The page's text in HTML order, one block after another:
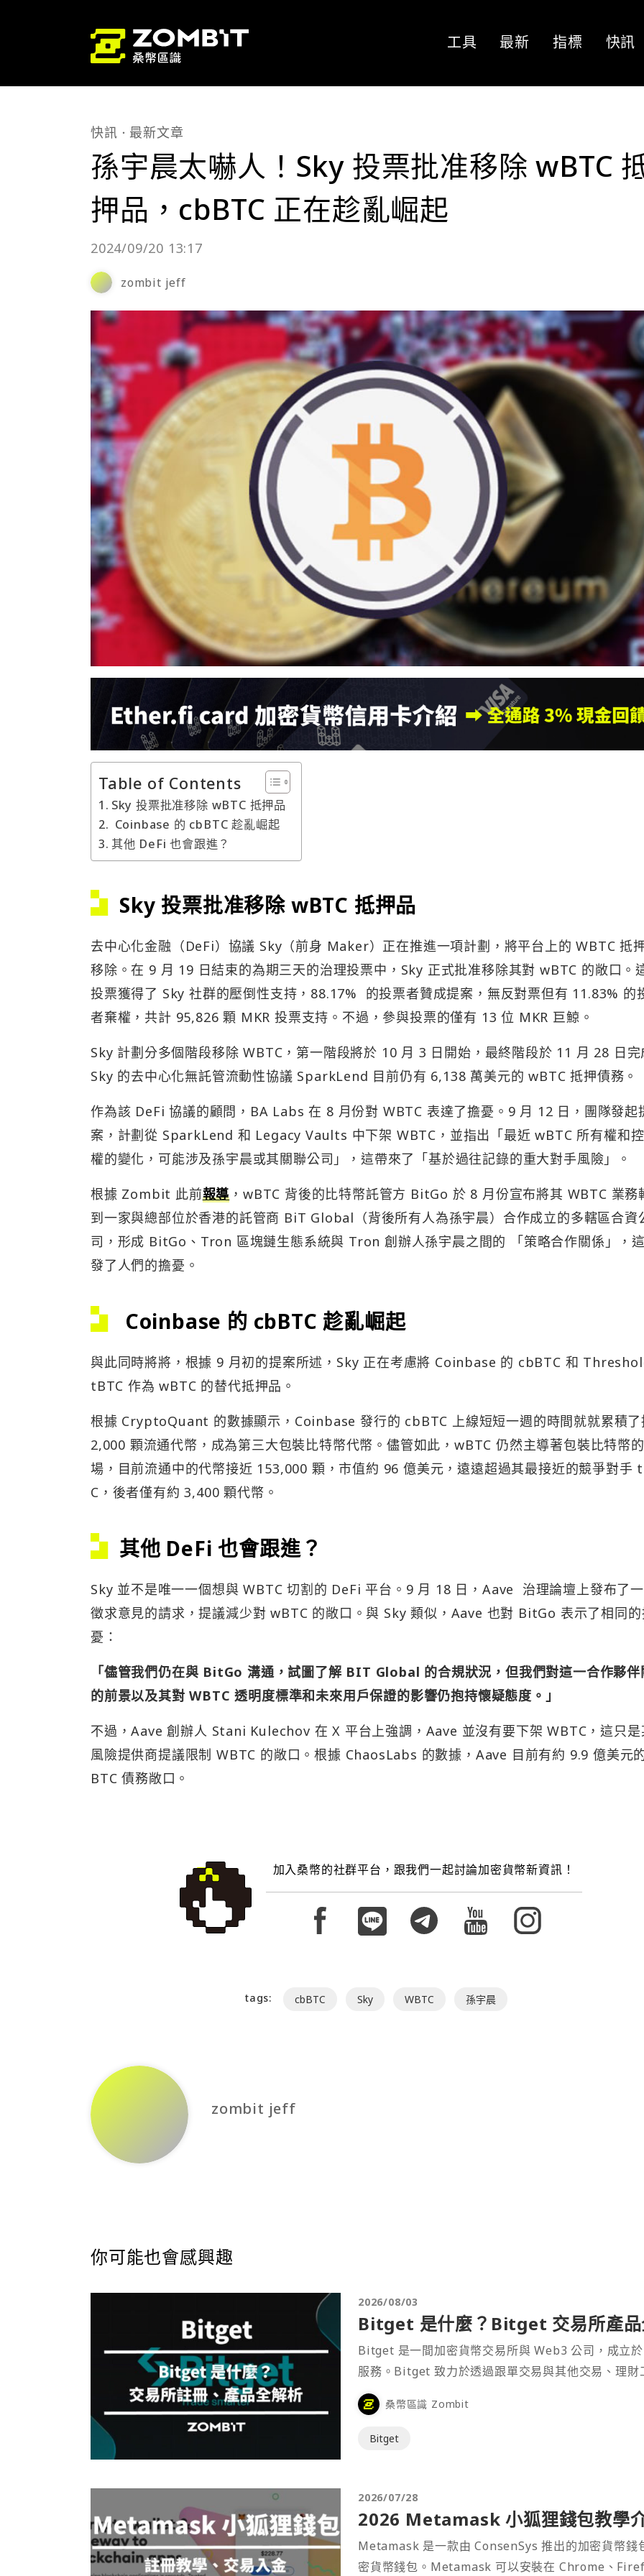
工具 最新 指標 快訊
快訊 最新文章
孫宇晨太嚇人！Sky 投票批准移除 wBTC
押品，cbBTC 正在趁亂崛起
2024/09/20 13:17
zombit jeff
Table of Contents
Sky 投票批准移除 wBTC 抵押品
Coinbase 的 cbBTC 趁亂崛起
其他 DeFi 也會跟進？
Sky 投票批准移除 wBTC 抵押品
去中心化金融（DeFi）協議 Sky（前身 Maker）正在推進一項計劃，將平台上的 WBTC 抵
移除。在 9 月 19 日結束的為期三天的治理投票中，Sky 正式批准移除其對 wBTC 的敞口。
投票獲得了 Sky 社群的壓倒性支持，88.17% 的投票者贊成提案，無反對票但有 11.83% 的
者棄權，共計 95,826 顆 MKR 投票支持。不過，參與投票的僅有 13 位 MKR 巨鯨。
Sky 計劃分多個階段移除 WBTC，第一階段將於 10 月 3 日開始，最終階段於 11 月 28 日完
Sky 的去中心化無託管流動性協議 SparkLend 目前仍有 6,138 萬美元的 wBTC 抵押債務。
作為該 DeFi 協議的顧問，BA Labs 在 8 月份對 WBTC 表達了擔憂。9 月 12 日，團隊發起
案，計劃從 SparkLend 和 Legacy Vaults 中下架 WBTC，並指出「最近 wBTC 所有權和
權的變化，可能涉及孫宇晨或其關聯公司」，這帶來了「基於過往記錄的重大對手風險」。
根據 Zombit 此前報導 ，wBTC 背後的比特幣託管方 BitGo 於 8 月份宣布將其 WBTC 業務
到一家與總部位於香港的託管商 BiT Global（背後所有人為孫宇晨）合作成立的多轄區合資
司，形成 BitGo、Tron 區塊鏈生態系統與 Tron 創辦人孫宇晨之間的 「策略合作關係」，
發了人們的擔憂。
Coinbase 的 cbBTC 趁亂崛起
與此同時將將，根據 9 月初的提案所述，Sky 正在考慮將 Coinbase 的 cbBTC 和
tBTC 作為 wBTC 的替代抵押品。
根據 CryptoQuant 的數據顯示，Coinbase 發行的 cbBTC 上線短短一週的時間就就累積了
2,000 顆流通代幣，成為第三大包裝比特幣代幣。儘管如此，wBTC 仍然主導著包裝比特幣
場，目前流通中的代幣接近 153,000 顆，市值約 96 億美元，遠遠超過其最接近的競爭對手
C，後者僅有約 3,400 顆代幣。
其他 DeFi 也會跟進？
Sky 並不是唯一一個想與 WBTC 切割的 DeFi 平台。9 月 18 日，Aave 治理論壇上發布了
徵求意見的請求，提議減少對 wBTC 的敞口。與 Sky 類似，Aave 也對 BitGo 表示了相同
憂：
「儘管我們仍在與 BitGo 溝通，試圖了解 BIT Global 的合規狀況，但我們對這一合作夥伴
的前景以及其對 WBTC 透明度標準和未來用戶保證的影響仍抱持懷疑態度。」
不過，Aave 創辦人 Stani Kulechov 在 X 平台上強調，Aave 並沒有要下架 WBTC，這只是
風險提供商提議限制 WBTC 的敞口。根據 ChaosLabs 的數據，Aave 目前有約 9.9 億美元
BTC 債務敞口。
加入桑幣的社群平台，跟我們一起討論加密貨幣新資訊！
tags: cbBTC Sky WBTC 孫宇晨
zombit jeff
你可能也會感興趣
2026/08/03
Bitget 是什麼？Bitget 交易所產品
Bitget 是一間加密貨幣交易所與 Web3 公司，成立
服務。Bitget 致力於透過跟單交易與其他交易、理財
桑幣區識 Zombit
Bitget
2026/07/28
2026 Metamask 小狐狸錢包教學
Metamask 是一款由 ConsenSys 推出的加密貨幣錢
密貨幣錢包。Metamask 可以安裝在 Chrome、